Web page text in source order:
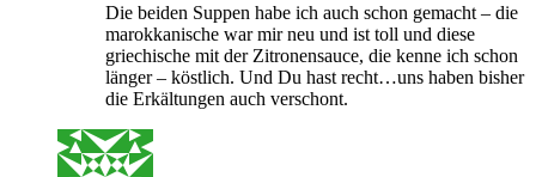
Die beiden Suppen habe ich auch schon gemacht – die
marokkanische war mir neu und ist toll und diese
griechische mit der Zitronensauce, die kenne ich schon
länger – köstlich. Und Du hast recht…uns haben bisher
die Erkältungen auch verschont.